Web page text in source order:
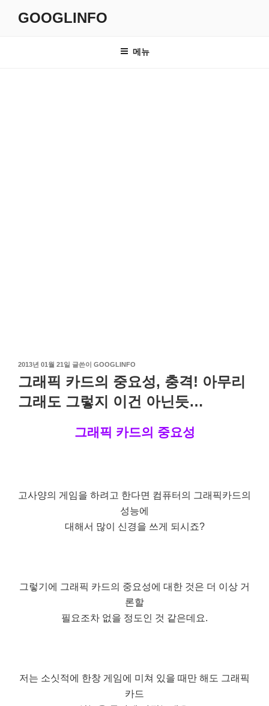
GOOGLINFO
메뉴
작
일
자
2013년 01월 21일 글쓴이 GOOGLINFO
그래픽 카드의 중요성, 충격! 아무리
그래도 그렇지 이건 아닌듯…
그래픽 카드의 중요성
고사양의 게임을 하려고 한다면 컴퓨터의 그래픽카드의
성능에
대해서 많이 신경을 쓰게 되시죠?
그렇기에 그래픽 카드의 중요성에 대한 것은 더 이상 거
론할
필요조차 없을 정도인 것 같은데요.
저는 소싯적에 한창 게임에 미쳐 있을 때만 해도 그래픽
카드